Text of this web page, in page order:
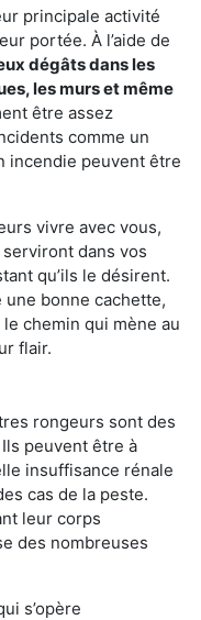
principale activité
portée. À l’aide de
dégâts dans les
les murs et même
être assez
comme un
incendie peuvent être
vivre avec vous,
serviront dans vos
qu’ils le désirent.
bonne cachette,
chemin qui mène au
flair.
rongeurs sont des
peuvent être à
insuffisance rénale
cas de la peste.
leur corps
des nombreuses
s’opère